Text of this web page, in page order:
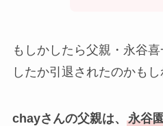
もしかしたら父親・永谷
したか引退されたのかもし
chayさんの父親は、 永谷